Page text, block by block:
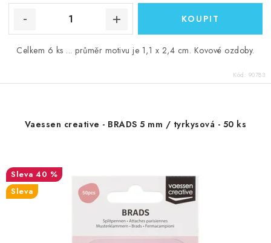
Celkem 6 ks ... průměr motivu je 1,1 x 2,4 cm. Kovové ozdoby.
Kód: 90783
Vaessen creative - BRADS 5 mm / tyrkysová - 50 ks
40 %
Sleva